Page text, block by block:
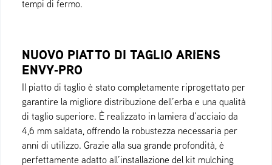
tempi di fermo.
NUOVO PIATTO DI TAGLIO ARIENS
ENVY‑PRO
Il piatto di taglio è stato completamente riprogettato per
garantire la migliore distribuzione dell’erba e una qualità
di taglio superiore. È realizzato in lamiera d’acciaio da
4,6 mm saldata, offrendo la robustezza necessaria per
anni di utilizzo. Grazie alla sua grande profondità, è
perfettamente adatto all’installazione del kit mulching